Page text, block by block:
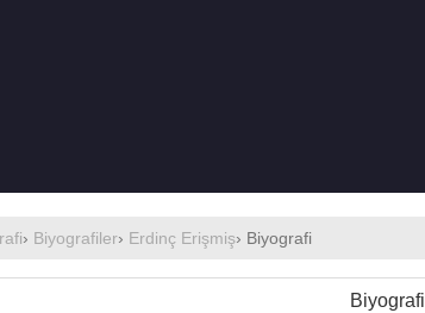
› Biyografiler› Erdinç Erişmiş› Biyografi
Biyografi